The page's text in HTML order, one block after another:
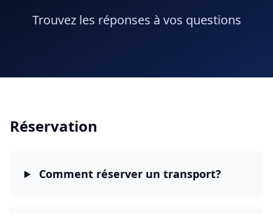
Trouvez les réponses à vos questions
Réservation
Comment réserver un transport?